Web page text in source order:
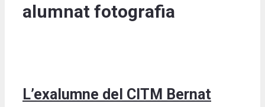
alumnat fotografia
L’exalumne del CITM Bernat